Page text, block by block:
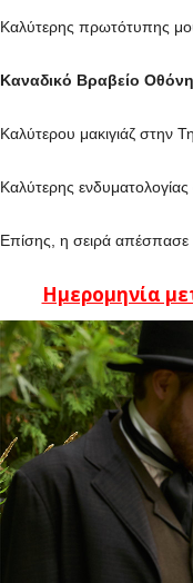
Καλύτερης πρωτότυπης
Καναδικό Βραβείο
Καλύτερου μακιγιάζ στην
Καλύτερης
Επίσης, η σειρά απέσπασε
Ημερομηνία